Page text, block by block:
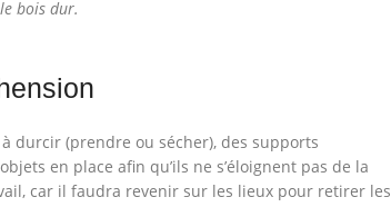
bois dur.
durcir (prendre ou sécher), des supports
en place afin qu’ils ne s’éloignent pas de la
car il faudra revenir sur les lieux pour retirer les